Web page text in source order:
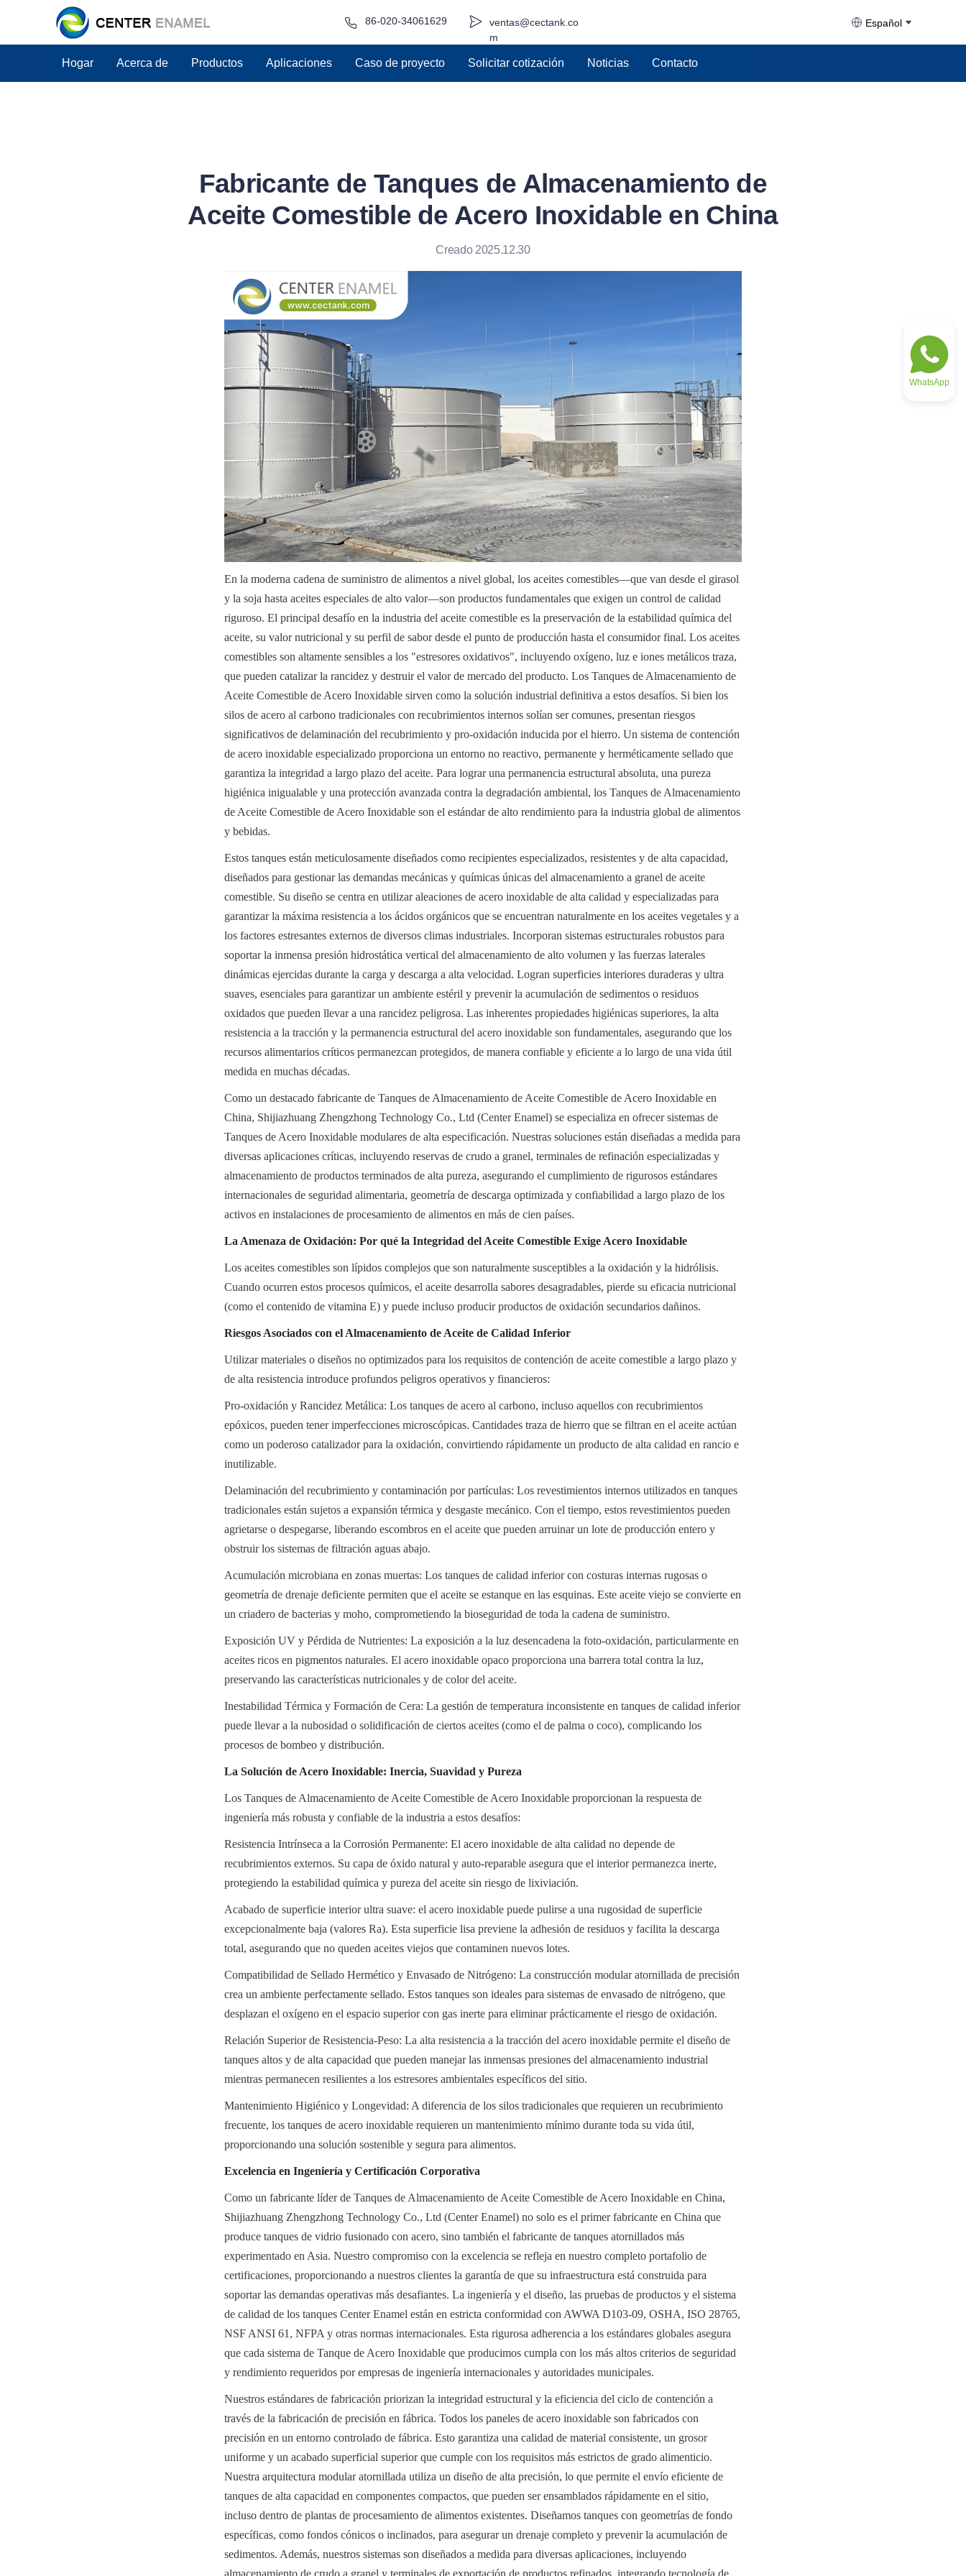
ventas@cectank.co
m
86-020-34061629 Español
Hogar Acerca de Productos Aplicaciones Caso de proyecto Solicitar cotización Noticias Contacto
Fabricante de Tanques de Almacenamiento de
Aceite Comestible de Acero Inoxidable en China
Creado 2025.12.30
En la moderna cadena de suministro de alimentos a nivel global, los aceites comestibles—que van desde el girasol
y la soja hasta aceites especiales de alto valor—son productos fundamentales que exigen un control de calidad
riguroso. El principal desafío en la industria del aceite comestible es la preservación de la estabilidad química del
aceite, su valor nutricional y su perfil de sabor desde el punto de producción hasta el consumidor final. Los aceites
comestibles son altamente sensibles a los "estresores oxidativos", incluyendo oxígeno, luz e iones metálicos traza,
que pueden catalizar la rancidez y destruir el valor de mercado del producto. Los Tanques de Almacenamiento de
Aceite Comestible de Acero Inoxidable sirven como la solución industrial definitiva a estos desafíos. Si bien los
silos de acero al carbono tradicionales con recubrimientos internos solían ser comunes, presentan riesgos
significativos de delaminación del recubrimiento y pro-oxidación inducida por el hierro. Un sistema de contención
de acero inoxidable especializado proporciona un entorno no reactivo, permanente y herméticamente sellado que
garantiza la integridad a largo plazo del aceite. Para lograr una permanencia estructural absoluta, una pureza
higiénica inigualable y una protección avanzada contra la degradación ambiental, los Tanques de Almacenamiento
de Aceite Comestible de Acero Inoxidable son el estándar de alto rendimiento para la industria global de alimentos
y bebidas.
Estos tanques están meticulosamente diseñados como recipientes especializados, resistentes y de alta capacidad,
diseñados para gestionar las demandas mecánicas y químicas únicas del almacenamiento a granel de aceite
comestible. Su diseño se centra en utilizar aleaciones de acero inoxidable de alta calidad y especializadas para
garantizar la máxima resistencia a los ácidos orgánicos que se encuentran naturalmente en los aceites vegetales y a
los factores estresantes externos de diversos climas industriales. Incorporan sistemas estructurales robustos para
soportar la inmensa presión hidrostática vertical del almacenamiento de alto volumen y las fuerzas laterales
dinámicas ejercidas durante la carga y descarga a alta velocidad. Logran superficies interiores duraderas y ultra
suaves, esenciales para garantizar un ambiente estéril y prevenir la acumulación de sedimentos o residuos
oxidados que pueden llevar a una rancidez peligrosa. Las inherentes propiedades higiénicas superiores, la alta
resistencia a la tracción y la permanencia estructural del acero inoxidable son fundamentales, asegurando que los
recursos alimentarios críticos permanezcan protegidos, de manera confiable y eficiente a lo largo de una vida útil
medida en muchas décadas.
Como un destacado fabricante de Tanques de Almacenamiento de Aceite Comestible de Acero Inoxidable en
China, Shijiazhuang Zhengzhong Technology Co., Ltd (Center Enamel) se especializa en ofrecer sistemas de
Tanques de Acero Inoxidable modulares de alta especificación. Nuestras soluciones están diseñadas a medida para
diversas aplicaciones críticas, incluyendo reservas de crudo a granel, terminales de refinación especializadas y
almacenamiento de productos terminados de alta pureza, asegurando el cumplimiento de rigurosos estándares
internacionales de seguridad alimentaria, geometría de descarga optimizada y confiabilidad a largo plazo de los
activos en instalaciones de procesamiento de alimentos en más de cien países.
La Amenaza de Oxidación: Por qué la Integridad del Aceite Comestible Exige Acero Inoxidable
Los aceites comestibles son lípidos complejos que son naturalmente susceptibles a la oxidación y la hidrólisis.
Cuando ocurren estos procesos químicos, el aceite desarrolla sabores desagradables, pierde su eficacia nutricional
(como el contenido de vitamina E) y puede incluso producir productos de oxidación secundarios dañinos.
Riesgos Asociados con el Almacenamiento de Aceite de Calidad Inferior
Utilizar materiales o diseños no optimizados para los requisitos de contención de aceite comestible a largo plazo y
de alta resistencia introduce profundos peligros operativos y financieros:
Pro-oxidación y Rancidez Metálica: Los tanques de acero al carbono, incluso aquellos con recubrimientos
epóxicos, pueden tener imperfecciones microscópicas. Cantidades traza de hierro que se filtran en el aceite actúan
como un poderoso catalizador para la oxidación, convirtiendo rápidamente un producto de alta calidad en rancio e
inutilizable.
Delaminación del recubrimiento y contaminación por partículas: Los revestimientos internos utilizados en tanques
tradicionales están sujetos a expansión térmica y desgaste mecánico. Con el tiempo, estos revestimientos pueden
agrietarse o despegarse, liberando escombros en el aceite que pueden arruinar un lote de producción entero y
obstruir los sistemas de filtración aguas abajo.
Acumulación microbiana en zonas muertas: Los tanques de calidad inferior con costuras internas rugosas o
geometría de drenaje deficiente permiten que el aceite se estanque en las esquinas. Este aceite viejo se convierte en
un criadero de bacterias y moho, comprometiendo la bioseguridad de toda la cadena de suministro.
Exposición UV y Pérdida de Nutrientes: La exposición a la luz desencadena la foto-oxidación, particularmente en
aceites ricos en pigmentos naturales. El acero inoxidable opaco proporciona una barrera total contra la luz,
preservando las características nutricionales y de color del aceite.
Inestabilidad Térmica y Formación de Cera: La gestión de temperatura inconsistente en tanques de calidad inferior
puede llevar a la nubosidad o solidificación de ciertos aceites (como el de palma o coco), complicando los
procesos de bombeo y distribución.
La Solución de Acero Inoxidable: Inercia, Suavidad y Pureza
Los Tanques de Almacenamiento de Aceite Comestible de Acero Inoxidable proporcionan la respuesta de
ingeniería más robusta y confiable de la industria a estos desafíos:
Resistencia Intrínseca a la Corrosión Permanente: El acero inoxidable de alta calidad no depende de
recubrimientos externos. Su capa de óxido natural y auto-reparable asegura que el interior permanezca inerte,
protegiendo la estabilidad química y pureza del aceite sin riesgo de lixiviación.
Acabado de superficie interior ultra suave: el acero inoxidable puede pulirse a una rugosidad de superficie
excepcionalmente baja (valores Ra). Esta superficie lisa previene la adhesión de residuos y facilita la descarga
total, asegurando que no queden aceites viejos que contaminen nuevos lotes.
Compatibilidad de Sellado Hermético y Envasado de Nitrógeno: La construcción modular atornillada de precisión
crea un ambiente perfectamente sellado. Estos tanques son ideales para sistemas de envasado de nitrógeno, que
desplazan el oxígeno en el espacio superior con gas inerte para eliminar prácticamente el riesgo de oxidación.
Relación Superior de Resistencia-Peso: La alta resistencia a la tracción del acero inoxidable permite el diseño de
tanques altos y de alta capacidad que pueden manejar las inmensas presiones del almacenamiento industrial
mientras permanecen resilientes a los estresores ambientales específicos del sitio.
Mantenimiento Higiénico y Longevidad: A diferencia de los silos tradicionales que requieren un recubrimiento
frecuente, los tanques de acero inoxidable requieren un mantenimiento mínimo durante toda su vida útil,
proporcionando una solución sostenible y segura para alimentos.
Excelencia en Ingeniería y Certificación Corporativa
Como un fabricante líder de Tanques de Almacenamiento de Aceite Comestible de Acero Inoxidable en China,
Shijiazhuang Zhengzhong Technology Co., Ltd (Center Enamel) no solo es el primer fabricante en China que
produce tanques de vidrio fusionado con acero, sino también el fabricante de tanques atornillados más
experimentado en Asia. Nuestro compromiso con la excelencia se refleja en nuestro completo portafolio de
certificaciones, proporcionando a nuestros clientes la garantía de que su infraestructura está construida para
soportar las demandas operativas más desafiantes. La ingeniería y el diseño, las pruebas de productos y el sistema
de calidad de los tanques Center Enamel están en estricta conformidad con AWWA D103-09, OSHA, ISO 28765,
NSF ANSI 61, NFPA y otras normas internacionales. Esta rigurosa adherencia a los estándares globales asegura
que cada sistema de Tanque de Acero Inoxidable que producimos cumpla con los más altos criterios de seguridad
y rendimiento requeridos por empresas de ingeniería internacionales y autoridades municipales.
Nuestros estándares de fabricación priorizan la integridad estructural y la eficiencia del ciclo de contención a
través de la fabricación de precisión en fábrica. Todos los paneles de acero inoxidable son fabricados con
precisión en un entorno controlado de fábrica. Esto garantiza una calidad de material consistente, un grosor
uniforme y un acabado superficial superior que cumple con los requisitos más estrictos de grado alimenticio.
Nuestra arquitectura modular atornillada utiliza un diseño de alta precisión, lo que permite el envío eficiente de
tanques de alta capacidad en componentes compactos, que pueden ser ensamblados rápidamente en el sitio,
incluso dentro de plantas de procesamiento de alimentos existentes. Diseñamos tanques con geometrías de fondo
específicas, como fondos cónicos o inclinados, para asegurar un drenaje completo y prevenir la acumulación de
sedimentos. Además, nuestros sistemas son diseñados a medida para diversas aplicaciones, incluyendo
almacenamiento de crudo a granel y terminales de exportación de productos refinados, integrando tecnología de
WhatsApp